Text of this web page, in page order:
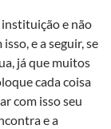
instituição e não
e a seguir, se
já que muitos
cada coisa
com isso seu
e a